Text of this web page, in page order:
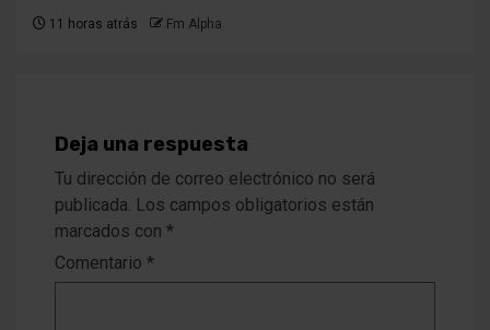
11 horas atrás Fm Alpha
Deja una respuesta
Tu dirección de correo electrónico no será
publicada. Los campos obligatorios están
marcados con *
Comentario *